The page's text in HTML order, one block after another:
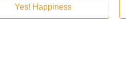
Yes! Happiness